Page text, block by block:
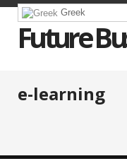
Greek
Future
e-learning